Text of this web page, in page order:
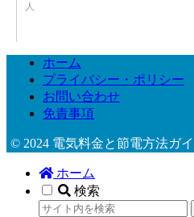
人
ホーム
プライバシー・ポリシー
お問い合わせ
免責事項
© 2024 電気料金と節電方法ガ
ホーム
検索